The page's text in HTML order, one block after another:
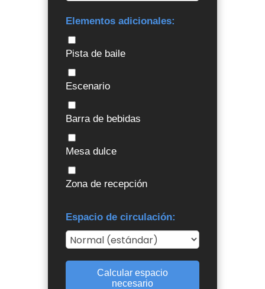
Elementos adicionales:
Pista de baile
Escenario
Barra de bebidas
Mesa dulce
Zona de recepción
Espacio de circulación:
Calcular espacio
necesario